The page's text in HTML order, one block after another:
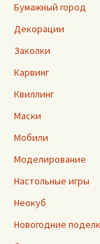
Бумажный город
Декорации
Заколки
Карвинг
Квиллинг
Маски
Мобили
Моделирование
Настольные игры
Неокуб
Новогодние